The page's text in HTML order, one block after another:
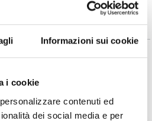
Informazioni sui cookie
i cookie
contenuti ed
dei social media e per